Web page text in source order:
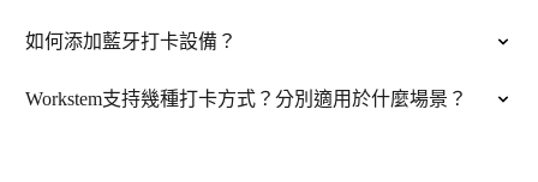
如何添加藍牙打卡設備？
Workstem支持幾種打卡方式？分別適用於什麼場景？